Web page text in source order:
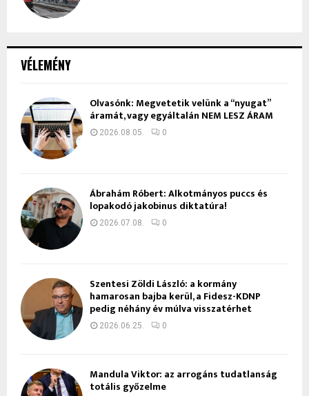
VÉLEMÉNY
Olvasónk: Megvetetik velünk a “nyugat”
áramát, vagy egyáltalán NEM LESZ ÁRAM
2026.08.05. 0
Ábrahám Róbert: Alkotmányos puccs és
lopakodó jakobinus diktatúra!
2026.07.08. 0
Szentesi Zöldi László: a kormány
hamarosan bajba kerül, a Fidesz-KDNP
pedig néhány év múlva visszatérhet
2026.06.25. 0
Mandula Viktor: az arrogáns tudatlanság
totális győzelme